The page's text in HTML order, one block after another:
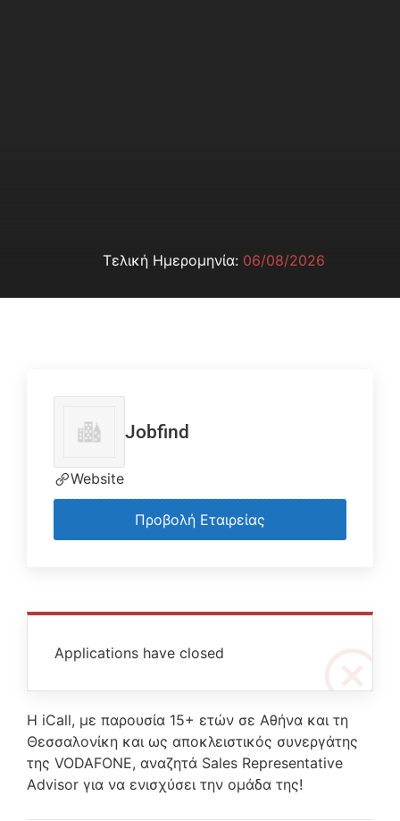
Τελική Ημερομηνία: 06/08/2026
Applications have closed
Η iCall, με παρουσία 15+ ετών σε Αθήνα και τη
Θεσσαλονίκη και ως αποκλειστικός συνεργάτης
της VODAFONE, αναζητά Sales Representative
Advisor για να ενισχύσει την ομάδα της!
Jobfind
Website
Προβολή Εταιρείας